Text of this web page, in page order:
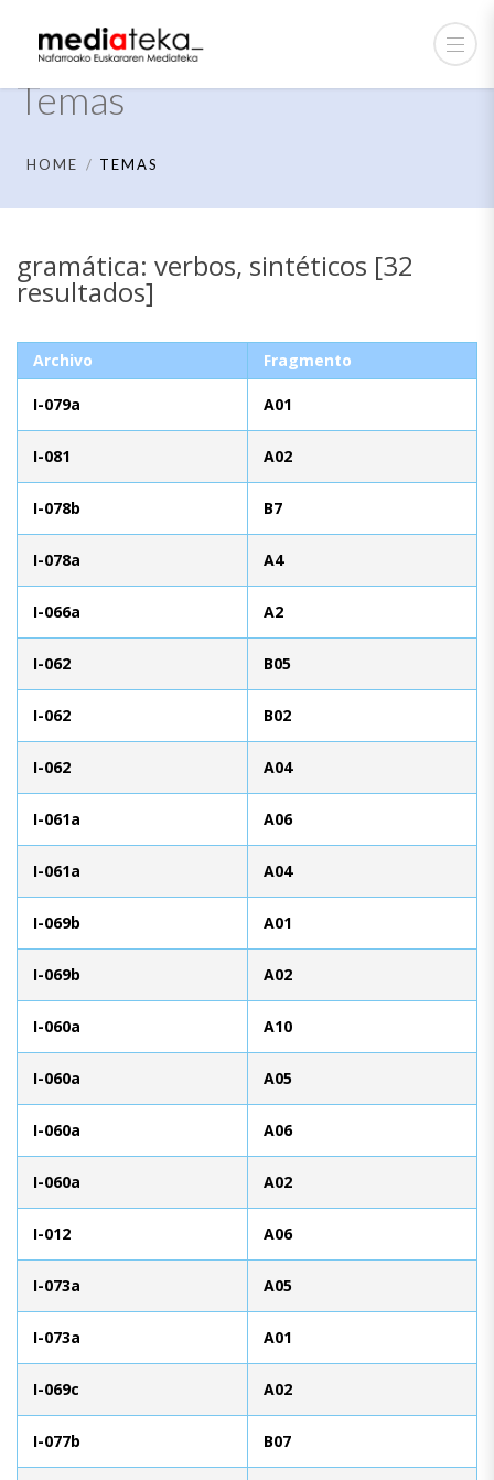
Temas
HOME TEMAS
gramática: verbos, sintéticos [32
resultados]
Archivo Fragmento
I-079a A01
I-081 A02
I-078b B7
I-078a A4
I-066a A2
I-062 B05
I-062 B02
I-062 A04
I-061a A06
I-061a A04
I-069b A01
I-069b A02
I-060a A10
I-060a A05
I-060a A06
I-060a A02
I-012 A06
I-073a A05
I-073a A01
I-069c A02
I-077b B07